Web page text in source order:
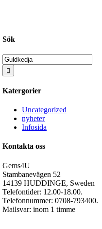
Sök
Sök
efter:
Katergorier
Uncategorized
nyheter
Infosida
Kontakta oss
Gems4U
Stambanevägen 52
14139 HUDDINGE, Sweden
Telefontider: 12.00-18.00.
Telefonnummer: 0708-793400.
Mailsvar: inom 1 timme